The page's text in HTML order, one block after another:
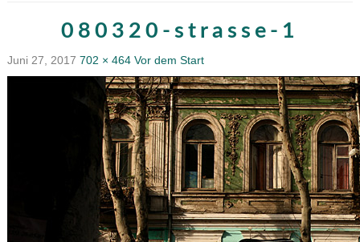
080320-strasse-1
Juni 27, 2017 702 × 464 Vor dem Start